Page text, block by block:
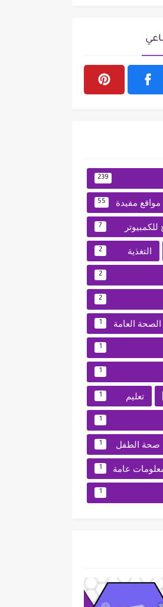
239
مواقع مفيدة 55
للكمبيوتر 7
التغذية 2
2
2
الصحة العامة 1
1
1
تعليم 1
1
صحة الطفل 1
عامة 1
1